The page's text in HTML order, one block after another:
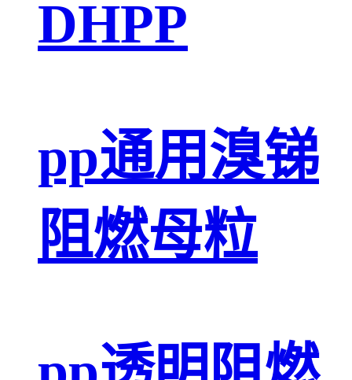
DHPP
pp通用溴锑
阻燃母粒